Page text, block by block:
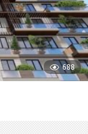
688